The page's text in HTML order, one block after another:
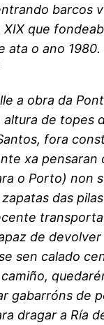
barcos
que
ata o ano
a obra da
de topes
fora
xa pensaran
o Porto) non
das
de devolver
sen calado
gabarróns de
dragar a Ría